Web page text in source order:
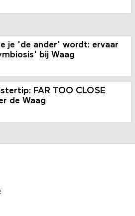
je 'de ander' wordt: ervaar
bij Waag
FAR TOO CLOSE
de Waag